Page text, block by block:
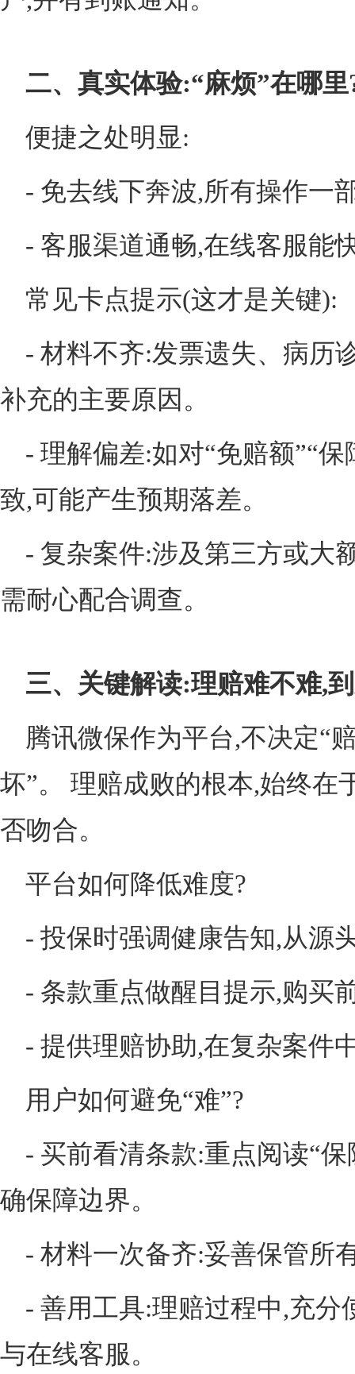
二、真实体验:“麻烦”在哪里
便捷之处明显:
- 免去线下奔波,所有操作一
- 客服渠道通畅,在线客服能
常见卡点提示(这才是关键):
- 材料不齐:发票遗失、病历
补充的主要原因。
- 理解偏差:如对“免赔额”“
致,可能产生预期落差。
- 复杂案件:涉及第三方或大
需耐心配合调查。
三、 关键解读:理赔难不难,
腾讯微保作为平台,不决定“
坏”。 理赔成败的根本,始终在
否吻合。
平台如何降低难度?
- 投保时强调健康告知,从源
- 条款重点做醒目提示,购买
- 提供理赔协助,在复杂案件
用户如何避免“难”?
- 买前看清条款:重点阅读“
确保障边界。
- 材料一次备齐:妥善保管所
- 善用工具:理赔过程中,充分
与在线客服。